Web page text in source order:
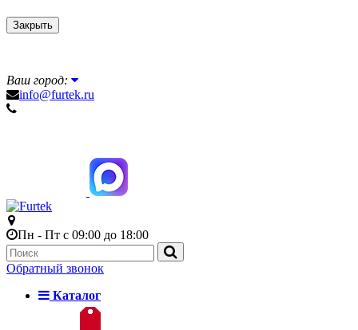
Закрыть
Ваш город:
info@furtek.ru
Пн - Пт с 09:00 до 18:00
Обратный звонок
Каталог